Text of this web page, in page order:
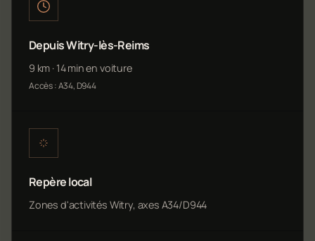
Depuis Witry-lès-Reims
9 km · 14 min en voiture
Accès : A34, D944
Repère local
Zones d'activités Witry, axes A34/D944